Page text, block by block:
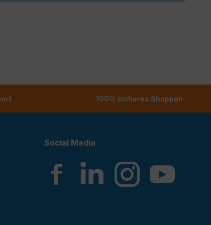
100% sicheres Shoppen
Social Media